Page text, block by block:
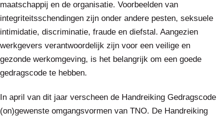
maatschappij en de organisatie. Voorbeelden van
integriteitsschendingen zijn onder andere pesten, seksuele
intimidatie, discriminatie, fraude en diefstal. Aangezien
werkgevers verantwoordelijk zijn voor een veilige en
gezonde werkomgeving, is het belangrijk om een goede
gedragscode te hebben.
In april van dit jaar verscheen de Handreiking Gedragscode
(on)gewenste omgangsvormen van TNO. De Handreiking